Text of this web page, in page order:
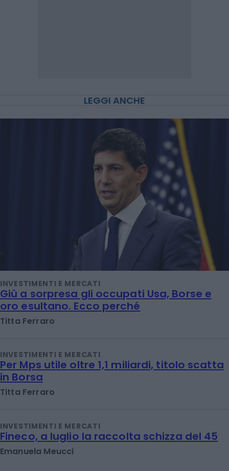
LEGGI ANCHE
INVESTIMENTI E MERCATI
Giù a sorpresa gli occupati Usa, Borse e
oro esultano. Ecco perché
Titta Ferraro
INVESTIMENTI E MERCATI
Per Mps utile oltre 1,1 miliardi, titolo scatta
in Borsa
Titta Ferraro
INVESTIMENTI E MERCATI
Fineco, a luglio la raccolta schizza del 45
Emanuela Meucci